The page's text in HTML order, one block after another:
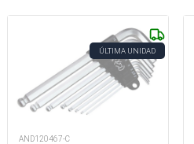
ÚLTIMA UNIDAD
AND120467-C